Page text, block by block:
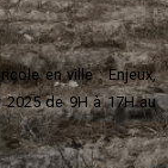
en ville : Enjeux,
de 9H à 17H au